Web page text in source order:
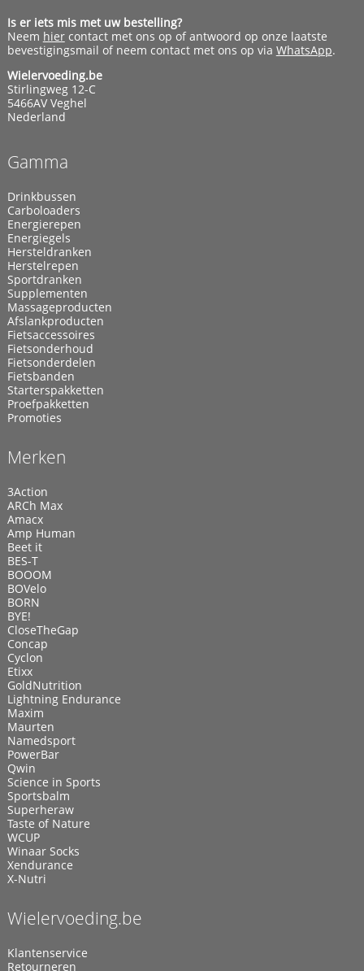
Is er iets mis met uw bestelling?
Neem hiercontact met ons op of antwoord op onze laatste
bevestigingsmail of neem contact met ons op via WhatsApp.
Wielervoeding.be
Stirlingweg 12-C
5466AV Veghel
Nederland
Gamma
Drinkbussen
Carboloaders
Energierepen
Energiegels
Hersteldranken
Herstelrepen
Sportdranken
Supplementen
Massageproducten
Afslankproducten
Fietsaccessoires
Fietsonderhoud
Fietsonderdelen
Fietsbanden
Starterspakketten
Proefpakketten
Promoties
Merken
3Action
ARCh Max
Amacx
Amp Human
Beet it
BES-T
BOOOM
BOVelo
BORN
BYE!
CloseTheGap
Concap
Cyclon
Etixx
GoldNutrition
Lightning Endurance
Maxim
Maurten
Namedsport
PowerBar
Qwin
Science in Sports
Sportsbalm
Superheraw
Taste of Nature
WCUP
Winaar Socks
Xendurance
X-Nutri
Wielervoeding.be
Klantenservice
Retourneren